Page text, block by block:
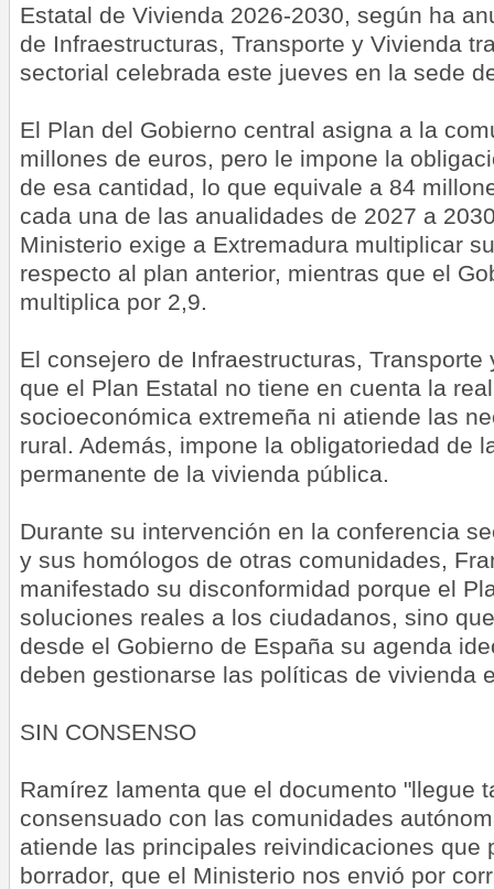
Estatal de Vivienda 2026-2030, según ha
de Infraestructuras, Transporte y Vivienda
sectorial celebrada este jueves en la sede
El Plan del Gobierno central asigna a la
millones de euros, pero le impone la
de esa cantidad, lo que equivale a 84
cada una de las anualidades de 2027 a
Ministerio exige a Extremadura multiplicar
respecto al plan anterior, mientras que el
multiplica por 2,9.
El consejero de Infraestructuras, Transporte
que el Plan Estatal no tiene en cuenta la
socioeconómica extremeña ni atiende las
rural. Además, impone la obligatoriedad de
permanente de la vivienda pública.
Durante su intervención en la conferencia
y sus homólogos de otras comunidades,
manifestado su disconformidad porque el
soluciones reales a los ciudadanos, sino
desde el Gobierno de España su agenda
deben gestionarse las políticas de vivienda
SIN CONSENSO
Ramírez lamenta que el documento "llegue
consensuado con las comunidades
atiende las principales reivindicaciones que
borrador, que el Ministerio nos envió por